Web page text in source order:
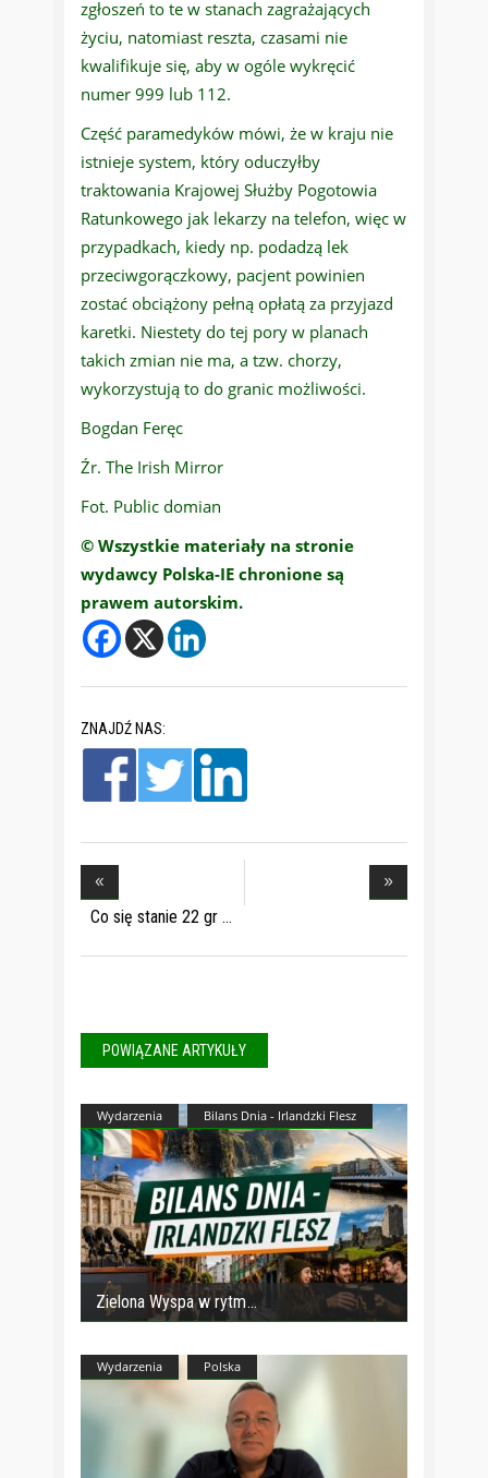
zgłoszeń to te w stanach zagrażających
życiu, natomiast reszta, czasami nie
kwalifikuje się, aby w ogóle wykręcić
numer 999 lub 112.
Część paramedyków mówi, że w kraju nie
istnieje system, który oduczyłby
traktowania Krajowej Służby Pogotowia
Ratunkowego jak lekarzy na telefon, więc w
przypadkach, kiedy np. podadzą lek
przeciwgorączkowy, pacjent powinien
zostać obciążony pełną opłatą za przyjazd
karetki. Niestety do tej pory w planach
takich zmian nie ma, a tzw. chorzy,
wykorzystują to do granic możliwości.
Bogdan Feręc
Źr. The Irish Mirror
Fot. Public domian
© Wszystkie materiały na stronie
wydawcy Polska-IE chronione są
prawem autorskim.
ZNAJDŹ NAS:
Co się stanie 22 gr
POWIĄZANE ARTYKUŁY
Wydarzenia Bilans Dnia - Irlandzki Flesz
Zielona Wyspa w rytm
Wydarzenia Polska